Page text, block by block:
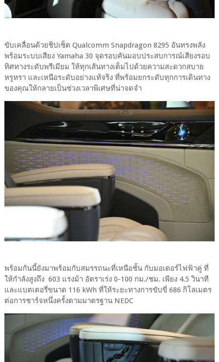
ขับเคลื่อนด้วยชิปเซ็ต Qualcomm Snapdragon 8295 อันทรงพลัง
พร้อมระบบเสียง Yamaha 30 จุดรอบคันมอบประสบการณ์เสียงรอบ
ทิศทางระดับพรีเมียม ให้ทุกเส้นทางเต็มไปด้วยความสะดวกสบาย
หรูหรา และเหนือระดับอย่างแท้จริง ที่พร้อมยกระดับทุกการเดินทาง
ของคุณให้กลายเป็นช่วงเวลาพิเศษที่น่าจดจำ
พร้อมกันนี้ยังมาพร้อมกับสมรรถนะที่เหนือชั้น กับมอเตอร์ไฟฟ้าคู่ ที่
ให้กำลังสูงถึง 603 แรงม้า อัตราเร่ง 0-100 กม./ชม. เพียง 4.5 วินาที
และแบตเตอรี่ขนาด 116 kWh ที่ให้ระยะทางการขับขี่ 686 กิโลเมตร
ต่อการชาร์จหนึ่งครั้งตามมาตรฐาน NEDC